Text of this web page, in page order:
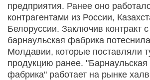
предприятия. Ранее оно
контрагентами из России,
Белоруссии. Заключив контракт
барнаульская фабрика
Молдавии, которые поставляли
продукцию ранее. "Барнаульская
фабрика" работает на рынке